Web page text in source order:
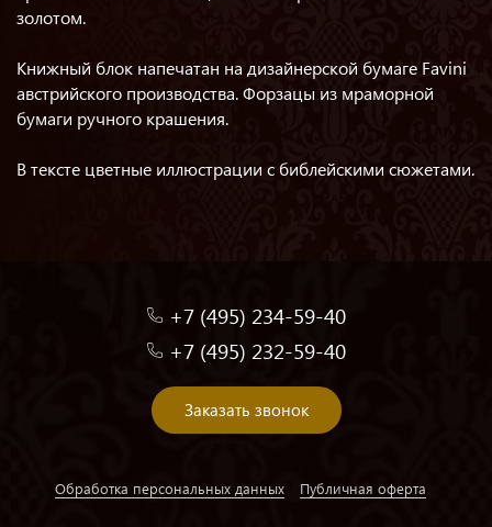
золотом.
Книжный блок напечатан на дизайнерской бумаге Favini
австрийского производства. Форзацы из мраморной
бумаги ручного крашения.
В тексте цветные иллюстрации с библейскими сюжетами.
+7 (495) 234-59-40
+7 (495) 232-59-40
Заказать звонок
Обработка персональных данных Публичная оферта